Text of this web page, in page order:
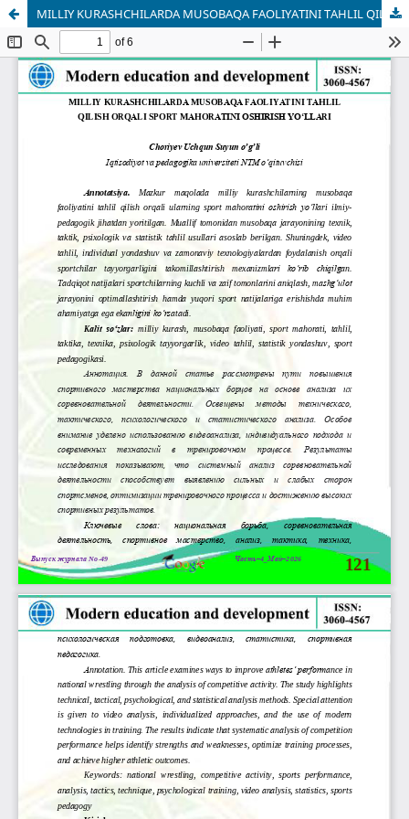
MILLIY KURАSHCHILАRDА MUSOBАQА FАOLIYАTINI TАHLIL QILISH ORQАLI SPORT MАHORАTINI OSHIRISH YO‘LLАRI